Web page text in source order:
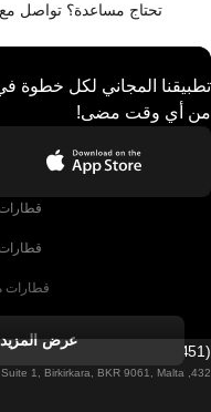
تحتاج مساعدة؟ تواصل مع
تطبيقنا المجاني لكل خطوة
من أي وقت مضى!
قطارات
قطارات
قطارات
عرض
Firebird GT Limited (OC 1451)
432, Triq Fleur de Lys, Suite 1, Birkirkara, BKR 9061, Malta